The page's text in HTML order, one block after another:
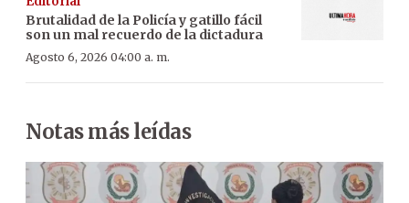
Brutalidad de la Policía y gatillo fácil
son un mal recuerdo de la dictadura
Agosto 6, 2026 04:00 a. m.
Notas más leídas